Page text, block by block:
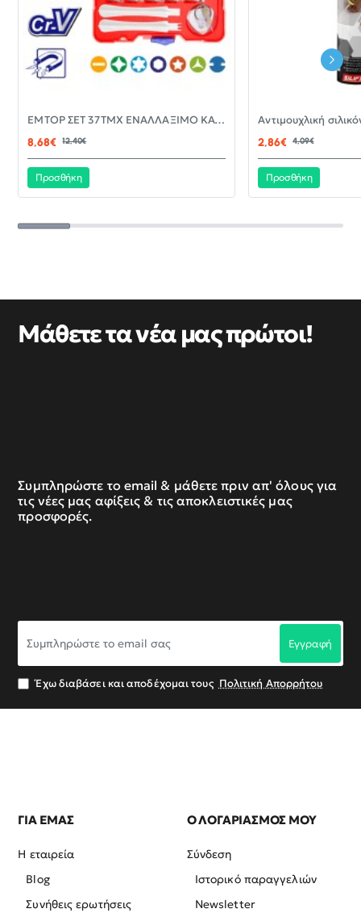
-30%EMTOP ΣΕΤ 37ΤΜΧ ΕΝΑΛΛΑΞΙΜΟ ΚΑΤΣΑΒΙΔΙ ΜΕ ΜΥΤΕΣ EBST03702
8,68€
12,40€
Προσθήκη
2,86€ 4,09€
Προσθήκη
Μάθετε τα νέα μας πρώτοι!
Συμπληρώστε το email & μάθετε πριν απ' όλους για
τις νέες μας αφίξεις & τις αποκλειστικές μας
προσφορές.
το
σας
Εγγραφή
Έχω διαβάσει και αποδέχομαι τους Πολιτική Απορρήτου
ΓΙΑ ΕΜΑΣ
Η εταιρεία
Blog
Συνήθεις ερωτήσεις
Ο ΛΟΓΑΡΙΑΣΜΟΣ ΜΟΥ
Σύνδεση
Ιστορικό παραγγελιών
Newsletter